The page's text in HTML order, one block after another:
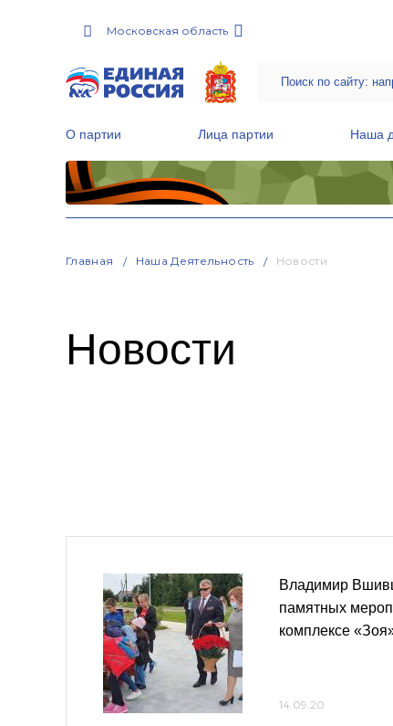
Московская область
О партии Лица партии Наша
Главная Наша Деятельность Новости
Новости
Владимир
памятных
комплексе
14.09.20